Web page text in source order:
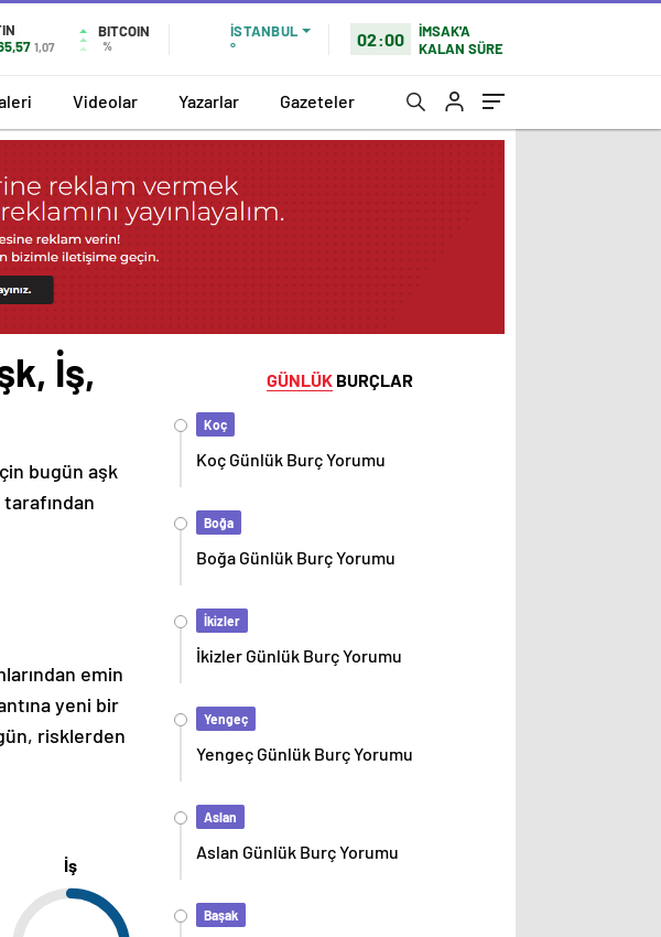
1,07
BITCOIN
%
İSTANBUL
°
02:00
İMSAK'A
KALAN SÜRE
Videolar Yazarlar Gazeteler
İş,
bugün aşk
emin
yeni bir
risklerden
İş
GÜNLÜKBURÇLAR
Koç
Koç Günlük Burç Yorumu
Boğa
Boğa Günlük Burç Yorumu
İkizler
İkizler Günlük Burç Yorumu
Yengeç
Yengeç Günlük Burç Yorumu
Aslan
Aslan Günlük Burç Yorumu
Başak